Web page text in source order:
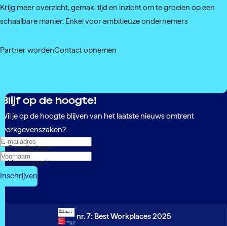
Krijg meer overzicht, gemak, tijd en inzicht om te groeien op een
schaalbare manier. Enkel voor ambitieuze ondernemers
Partner wordenContact opnemen
Blijf op de hoogte!
Wil je op de hoogte blijven van het laatste nieuws omtrent
werkgevenszaken?
E-mailadres*
Voornaam*
nr. 7: Best Workplaces 2025